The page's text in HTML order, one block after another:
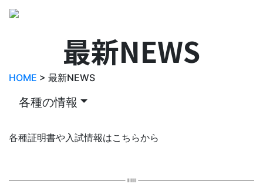
最新NEWS
HOME > 最新NEWS
各種の情報
各種証明書や入試情報はこちらから